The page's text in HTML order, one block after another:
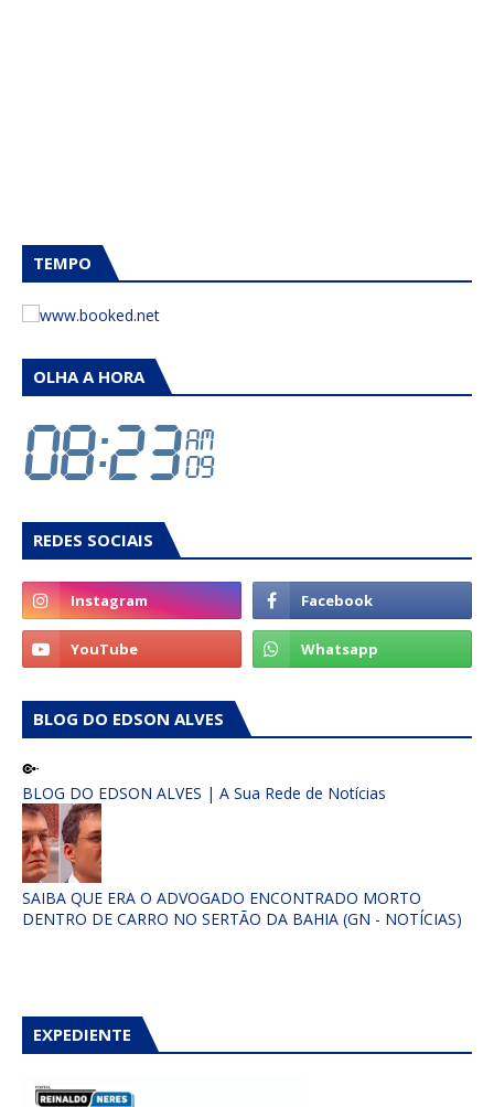
TEMPO
OLHA A HORA
REDES SOCIAIS
BLOG DO EDSON ALVES
BLOG DO EDSON ALVES | A Sua Rede de Notícias
SAIBA QUE ERA O ADVOGADO ENCONTRADO MORTO
DENTRO DE CARRO NO SERTÃO DA BAHIA (GN - NOTÍCIAS)
EXPEDIENTE